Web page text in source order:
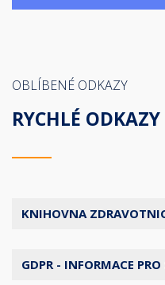
OBLÍBENÉ ODKAZY
RYCHLÉ ODKAZY
KNIHOVNA
GDPR - INFORMACE